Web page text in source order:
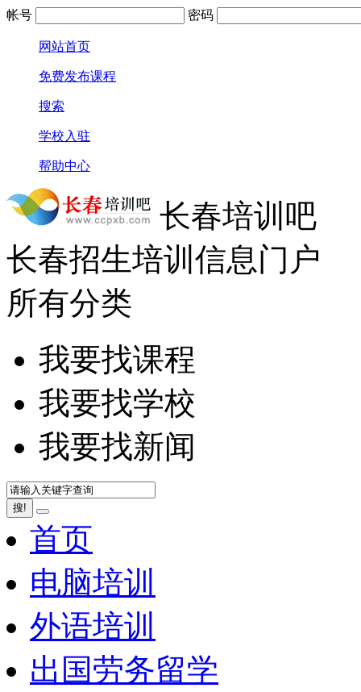
帐号 密码
网站首页
免费发布课程
搜索
学校入驻
帮助中心
长春培训吧
长春招生培训信息门户
所有分类
我要找课程
我要找学校
我要找新闻
搜!
首页
电脑培训
外语培训
出国劳务留学